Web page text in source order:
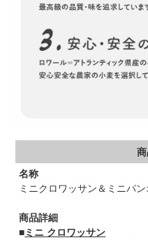
名称
ミニクロワッサン＆ミニパ
商品詳細
■ミニ クロワッサン